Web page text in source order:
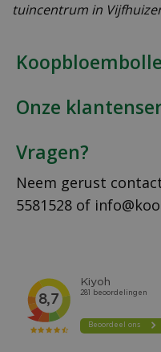
tuincentrum in
Onze
Vragen?
Neem gerust
5581528 of